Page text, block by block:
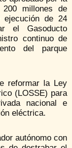
millones de
ejecución de 24
el Gasoducto
continuo de
del parque
reformar la Ley
(LOSSE) para
nacional e
eléctrica.
autónomo con